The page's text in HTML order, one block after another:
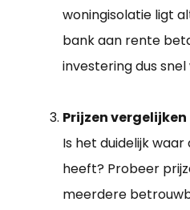
woningisolatie ligt
bank aan rente
investering dus
Prijzen vergelijken
Is het duidelijk
heeft? Probeer
meerdere